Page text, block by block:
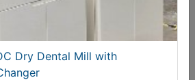
Dry Dental Mill with